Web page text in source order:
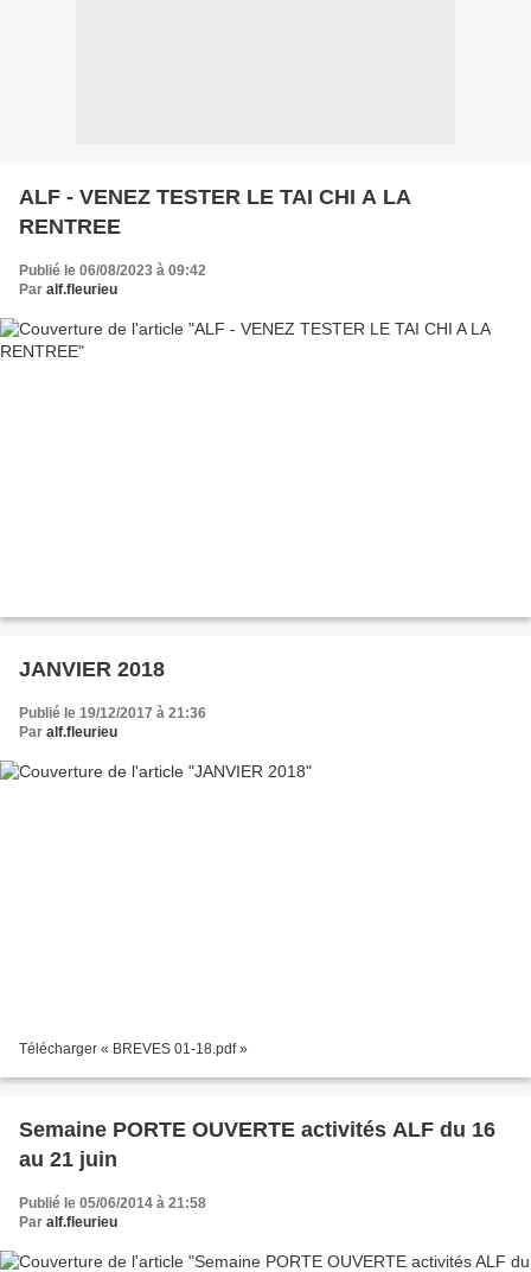
ALF - VENEZ TESTER LE TAI CHI A LA
RENTREE
Publié le 06/08/2023 à 09:42
Par alf.fleurieu
JANVIER 2018
Publié le 19/12/2017 à 21:36
Par alf.fleurieu
Télécharger « BREVES 01-18.pdf »
Semaine PORTE OUVERTE activités ALF du 16
au 21 juin
Publié le 05/06/2014 à 21:58
Par alf.fleurieu